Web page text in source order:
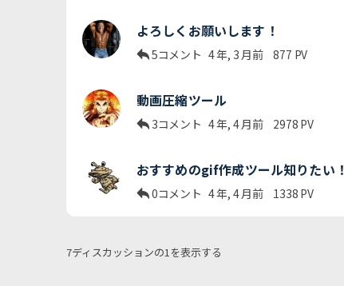
よろしくお願いします！
5コメント 4 年, 3 月前 877 PV
動画圧縮ツール
3コメント 4 年, 4 月前 2978 PV
おすすめのgif作成ツール知りたい！
0コメント 4 年, 4 月前 1338 PV
7ディスカッションの1を表示する